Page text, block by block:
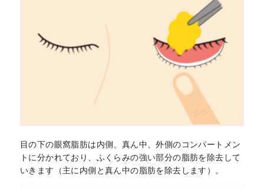
目の下の眼窩脂肪は内側、真ん中、外側のコンパートメン
トに分かれており、ふくらみの強い部分の脂肪を除去して
いきます（主に内側と真ん中の脂肪を除去します）。